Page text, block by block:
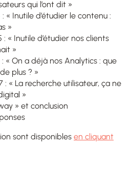
qui l’ont dit »
« Inutile d’étudier le contenu :
»
: « Inutile d’étudier nos clients
»
« On a déjà nos Analytics : que
plus ? »
: « La recherche utilisateur, ça ne
»
» et conclusion
sont disponibles en cliquant